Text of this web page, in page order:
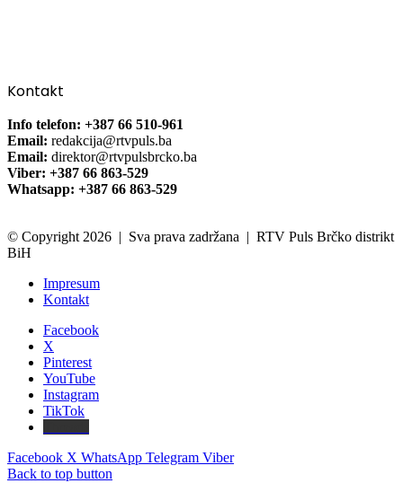
Kontakt
Info telefon: +387 66 510-961
Email: redakcija@rtvpuls.ba
Email: direktor@rtvpulsbrcko.ba
Viber: +387 66 863-529
Whatsapp: +387 66 863-529
© Copyright 2026 | Sva prava zadržana | RTV Puls Brčko distrikt
BiH
Impresum
Kontakt
Facebook
X
Pinterest
YouTube
Instagram
TikTok
Facebook X WhatsApp Telegram Viber
Back to top button